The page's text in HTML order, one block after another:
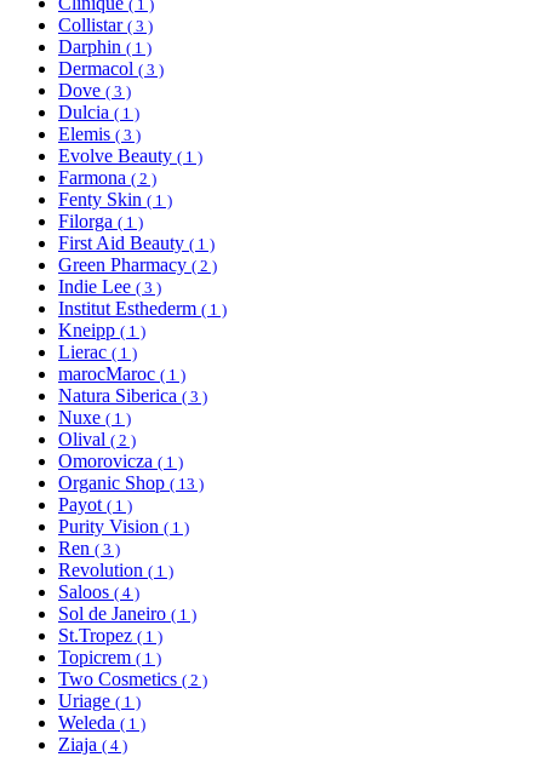
( 1 )
Collistar ( 3 )
Darphin ( 1 )
Dermacol ( 3 )
Dove ( 3 )
Dulcia ( 1 )
Elemis ( 3 )
Evolve Beauty ( 1 )
Farmona ( 2 )
Fenty Skin ( 1 )
Filorga ( 1 )
First Aid Beauty ( 1 )
Green Pharmacy ( 2 )
Indie Lee ( 3 )
Institut Esthederm ( 1 )
Kneipp ( 1 )
Lierac ( 1 )
marocMaroc ( 1 )
Natura Siberica ( 3 )
Nuxe ( 1 )
Olival ( 2 )
Omorovicza ( 1 )
Organic Shop ( 13 )
Payot ( 1 )
Purity Vision ( 1 )
Ren ( 3 )
Revolution ( 1 )
Saloos ( 4 )
Sol de Janeiro ( 1 )
St.Tropez ( 1 )
Topicrem ( 1 )
Two Cosmetics ( 2 )
Uriage ( 1 )
Weleda ( 1 )
Ziaja ( 4 )